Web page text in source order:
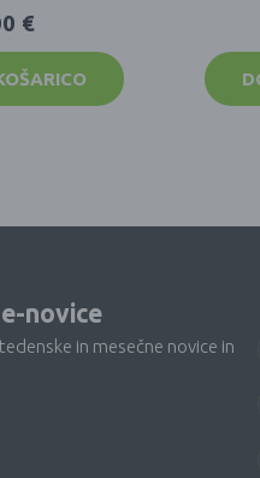
€
novice
in mesečne novice in